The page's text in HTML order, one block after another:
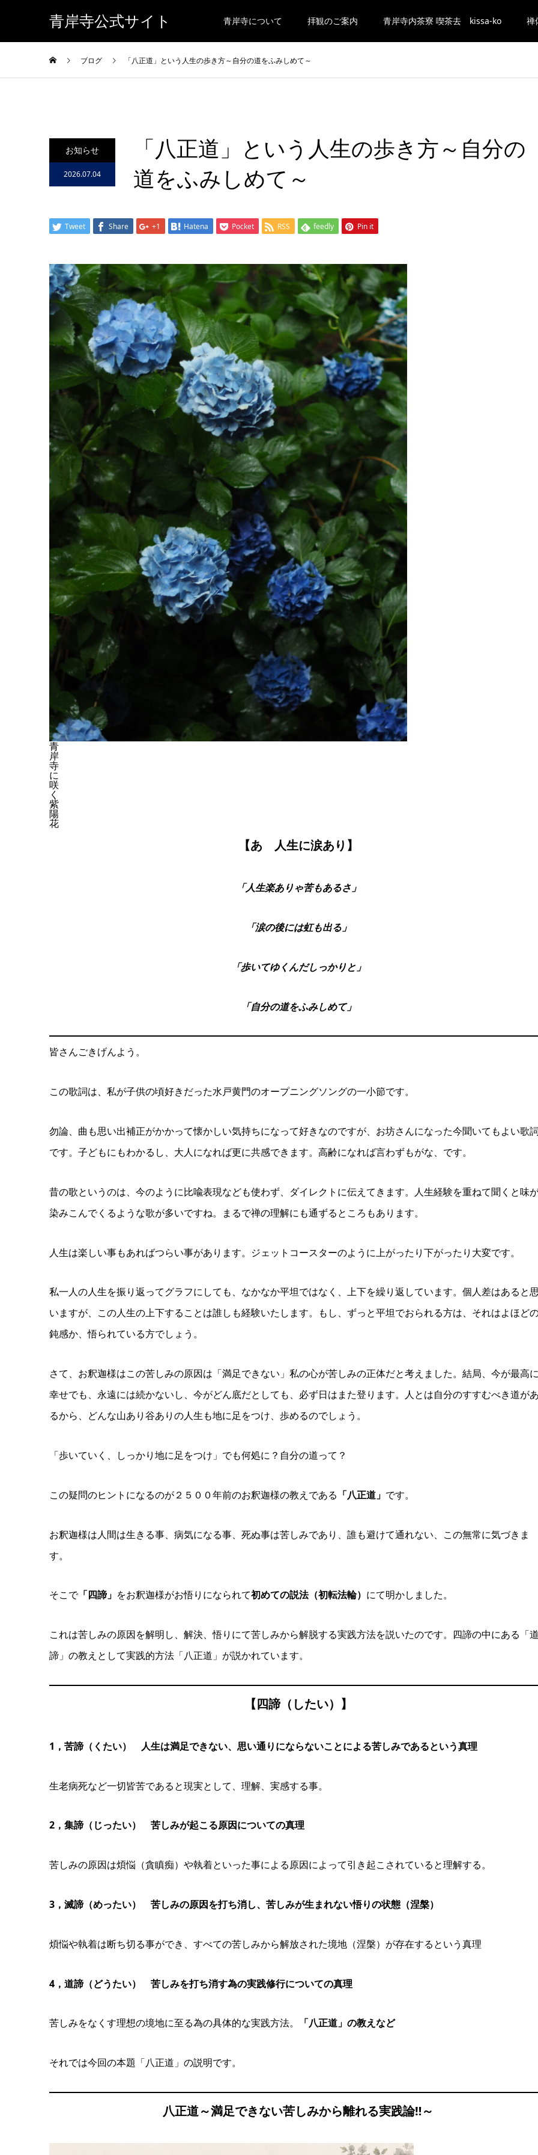
青岸寺公式サイト 青岸寺について 拝観のご案内 青岸寺内茶寮 喫茶去 kissa-ko 禅
ブログ 「八正道」という人生の歩き方～自分の道をふみしめて～
お知らせ
2026.07.04
「八正道」という人生の歩き方～自分の
道をふみしめて～
Tweet Share +1 Hatena Pocket RSS feedly Pin it
青
岸
寺
に
咲
く
紫
陽
花
【あゝ人生に涙あり】
「人生楽ありゃ苦もあるさ」
「涙の後には虹も出る」
「歩いてゆくんだしっかりと」
「自分の道をふみしめて」
皆さんごきげんよう。
この歌詞は、私が子供の頃好きだった水戸黄門のオープニングソングの一小節です。
勿論、曲も思い出補正がかかって懐かしい気持ちになって好きなのですが、お坊さんになった今聞いてもよい歌詞
です。子どもにもわかるし、大人になれば更に共感できます。高齢になれば言わずもがな、です。
昔の歌というのは、今のように比喩表現なども使わず、ダイレクトに伝えてきます。人生経験を重ねて聞くと味
染みこんでくるような歌が多いですね。まるで禅の理解にも通ずるところもあります。
人生は楽しい事もあればつらい事があります。ジェットコースターのように上がったり下がったり大変です。
私一人の人生を振り返ってグラフにしても、なかなか平坦ではなく、上下を繰り返しています。個人差はあると
いますが、この人生の上下することは誰しも経験いたします。もし、ずっと平坦でおられる方は、それはよほど
鈍感か、悟られている方でしょう。
さて、お釈迦様はこの苦しみの原因は「満足できない」私の心が苦しみの正体だと考えました。結局、今が最高に
幸せでも、永遠には続かないし、今がどん底だとしても、必ず日はまた登ります。人とは自分のすすむべき道があ
るから、どんな山あり谷ありの人生も地に足をつけ、歩めるのでしょう。
「歩いていく、しっかり地に足をつけ」でも何処に？自分の道って？
この疑問のヒントになるのが２５００年前のお釈迦様の教えである 「八正道」 です。
お釈迦様は人間は生きる事、病気になる事、死ぬ事は苦しみであり、誰も避けて通れない、この無常に気づきま
す。
そこで「四諦」 をお釈迦様がお悟りになられて初めての説法（初転法輪） にて明かしました。
これは苦しみの原因を解明し、解決、悟りにて苦しみから解脱する実践方法を説いたのです。四諦の中にある「道
諦」の教えとして実践的方法「八正道」が説かれています。
【四諦（したい）】
1，苦諦（くたい） 人生は満足できない、思い通りにならないことによる苦しみであるという真理
生老病死など一切皆苦であると現実として、理解、実感する事。
2，集諦（じったい） 苦しみが起こる原因についての真理
苦しみの原因は煩悩（貪瞋痴）や執着といった事による原因によって引き起こされていると理解する。
3，滅諦（めったい） 苦しみの原因を打ち消し、苦しみが生まれない悟りの状態（涅槃）
煩悩や執着は断ち切る事ができ、すべての苦しみから解放された境地（涅槃）が存在するという真理
4，道諦（どうたい） 苦しみを打ち消す為の実践修行についての真理
苦しみをなくす理想の境地に至る為の具体的な実践方法。 「八正道」の教えなど
それでは今回の本題「八正道」の説明です。
八正道～満足できない苦しみから離れる実践論‼～